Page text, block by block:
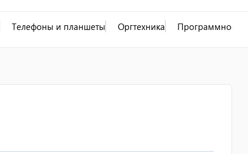
Телефоны и планшеты Оргтехника Программное